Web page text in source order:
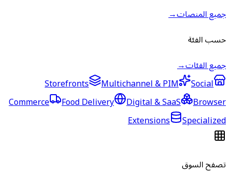
جميع المنصات→
حسب الفئة
جميع الفئات→
Storefronts
Multichannel & PIM
Social
Commerce
Food Delivery Digital & SaaS
Browser
Extensions
Specialized
تصفح السوق